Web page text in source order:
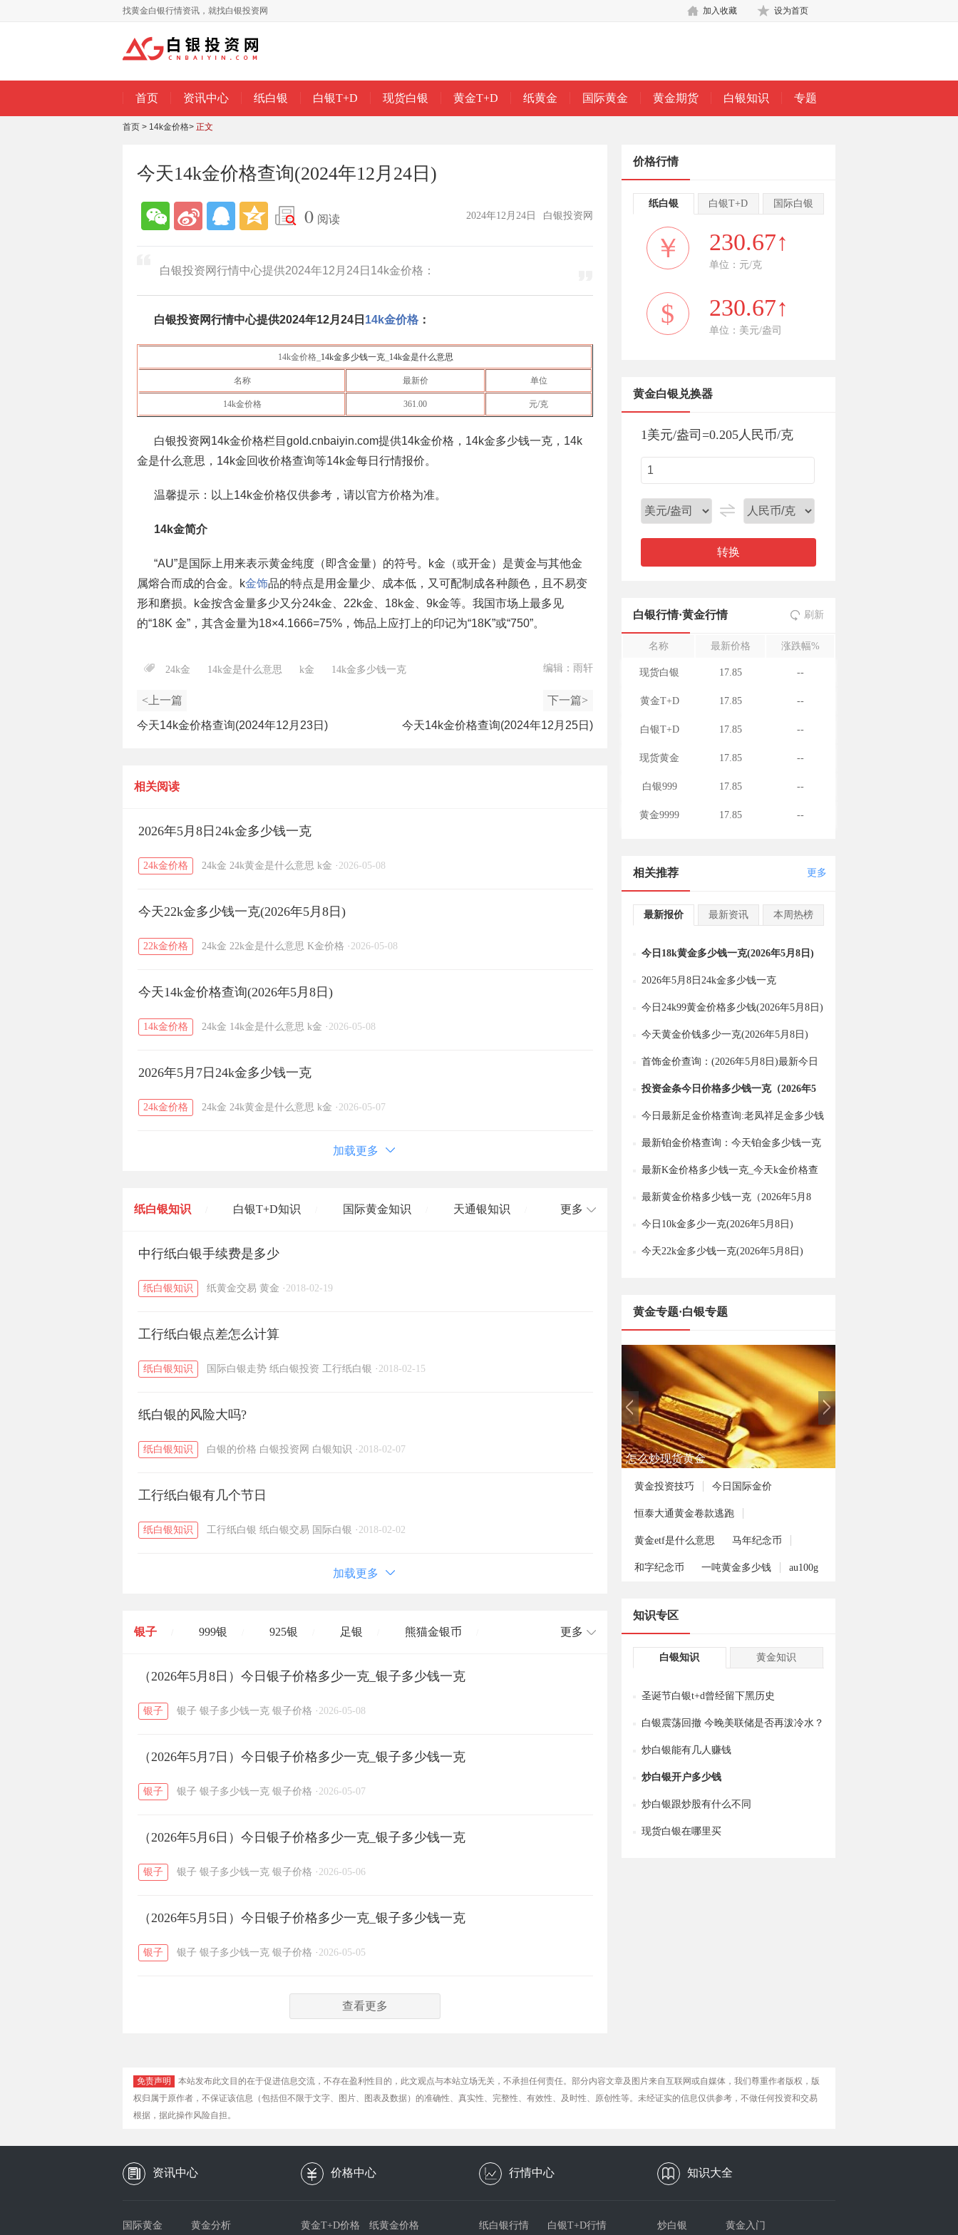
找黄金白银行情资讯，就找白银投资网 设为首页
加入收藏
首页 资讯中心 纸白银 白银T+D 现货白银 黄金T+D 纸黄金 国际黄金 黄金期货 白银知识 专题
首页 > 14k金价格> 正文
今天14k金价格查询(2024年12月24日)
0 阅读 白银投资网
2024年12月24日
白银投资网行情中心提供2024年12月24日14k金价格：
白银投资网行情中心提供2024年12月24日 14k金价格 ：
14k金价格_ 14k金多少钱一克_ 14k金是什么意思
名称 最新价 单位
14k金价格 361.00 元/克
白银投资网14k金价格栏目gold.cnbaiyin.com提供14k金价格，14k金多少钱一克，14k
金是什么意思，14k金回收价格查询等14k金每日行情报价。
温馨提示：以上14k金价格仅供参考，请以官方价格为准。
14k金简介
“AU”是国际上用来表示黄金纯度（即含金量）的符号。k金（或开金）是黄金与其他金
属熔合而成的合金。k金饰品的特点是用金量少、成本低，又可配制成各种颜色，且不易变
形和磨损。k金按含金量多少又分24k金、22k金、18k金、9k金等。我国市场上最多见
的“18K 金”，其含金量为18×4.1666=75%，饰品上应打上的印记为“18K”或“750”。
24k金 14k金是什么意思 k金 14k金多少钱一克 编辑：雨轩
<上一篇
今天14k金价格查询(2024年12月23日)
下一篇>
今天14k金价格查询(2024年12月25日)
相关阅读
2026年5月8日24k金多少钱一克
24k金价格 24k金 24k黄金是什么意思 k金 · 2026-05-08
今天22k金多少钱一克(2026年5月8日)
22k金价格 24k金 22k金是什么意思 K金价格 · 2026-05-08
今天14k金价格查询(2026年5月8日)
14k金价格 24k金 14k金是什么意思 k金 · 2026-05-08
2026年5月7日24k金多少钱一克
24k金价格 24k金 24k黄金是什么意思 k金 · 2026-05-07
加载更多
纸白银知识 白银T+D知识 国际黄金知识 天通银知识
黄金T+D知识 / 粤贵银知识
更多
中行纸白银手续费是多少
纸白银知识 纸黄金交易 黄金 · 2018-02-19
工行纸白银点差怎么计算
纸白银知识 国际白银走势 纸白银投资 工行纸白银 · 2018-02-15
纸白银的风险大吗?
纸白银知识 白银的价格 白银投资网 白银知识 · 2018-02-07
工行纸白银有几个节日
纸白银知识 工行纸白银 纸白银交易 国际白银 · 2018-02-02
加载更多
银子 999银 925银 足银 熊猫金银币
开国纪念币 大清银币 / 长城币 / 老凤祥
菜百 周生生 周大生
六福 / 金至尊 / 潮宏基 / 亚一金店 黄金
更多
（2026年5月8日）今日银子价格多少一克_银子多少钱一克
银子 银子 银子多少钱一克 银子价格 · 2026-05-08
（2026年5月7日）今日银子价格多少一克_银子多少钱一克
银子 银子 银子多少钱一克 银子价格 · 2026-05-07
（2026年5月6日）今日银子价格多少一克_银子多少钱一克
银子 银子 银子多少钱一克 银子价格 · 2026-05-06
（2026年5月5日）今日银子价格多少一克_银子多少钱一克
银子 银子 银子多少钱一克 银子价格 · 2026-05-05
查看更多
价格行情
纸白银 白银T+D 国际白银
￥ 230.67↑
单位：元/克
$ 230.67↑
单位：美元/盎司
黄金白银兑换器
1美元/盎司 =0.205人民币/克
转换
白银行情·黄金行情 刷新
名称 最新价格 涨跌幅%
现货白银 17.85 --
黄金T+D 17.85 --
白银T+D 17.85 --
现货黄金 17.85 --
白银999 17.85 --
黄金9999 17.85 --
相关推荐 更多
最新报价 最新资讯 本周热榜
今日18k黄金多少钱一克(2026年5月8日)
2026年5月8日24k金多少钱一克
今日24k99黄金价格多少钱(2026年5月8日)
今天黄金价钱多少一克(2026年5月8日)
首饰金价查询：(2026年5月8日)最新今日
金价多少一克？
投资金条今日价格多少钱一克（2026年5
月8日）
今日最新足金价格查询:老凤祥足金多少钱
一克（2026年5月8日）
最新铂金价格查询：今天铂金多少钱一克
（2026年5月8日）
最新K金价格多少钱一克_今天k金价格查
询（2026年5月8日）
最新黄金价格多少钱一克（2026年5月8
日）
今日10k金多少一克(2026年5月8日)
今天22k金多少钱一克(2026年5月8日)
黄金专题·白银专题
如何投资熊猫金币
黄金投资技巧 今日国际金价
恒泰大通黄金卷款逃跑
黄金etf是什么意思 马年纪念币
和字纪念币 一吨黄金多少钱 au100g
知识专区
白银知识 黄金知识
圣诞节白银t+d曾经留下黑历史
白银震荡回撤 今晚美联储是否再泼冷水？
炒白银能有几人赚钱
炒白银开户多少钱
炒白银跟炒股有什么不同
现货白银在哪里买
免责声明
本站发布此文目的在于促进信息交流，不存在盈利性目的，此文观点与本站立场无关，不承担任何责任。部分内容文章及图片来自互联网或自媒体，我们尊重作者版权，版
权归属于原作者，不保证该信息（包括但不限于文字、图片、图表及数据）的准确性、真实性、完整性、有效性、及时性、原创性等。未经证实的信息仅供参考，不做任何投资和交易
根据，据此操作风险自担。
资讯中心 价格中心 行情中心 知识大全
国际黄金 黄金分析 黄金T+D价格 纸黄金价格 纸白银行情 白银T+D行情 炒白银 黄金入门